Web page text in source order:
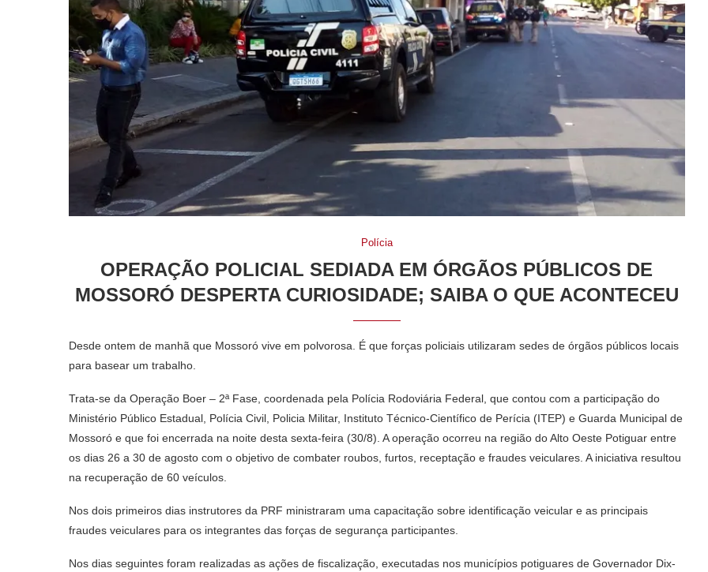
Polícia
OPERAÇÃO POLICIAL SEDIADA EM ÓRGÃOS PÚBLICOS DE
MOSSORÓ DESPERTA CURIOSIDADE; SAIBA O QUE ACONTECEU
Desde ontem de manhã que Mossoró vive em polvorosa. É que forças policiais utilizaram sedes de órgãos públicos locais
para basear um trabalho.
Trata-se da Operação Boer – 2ª Fase, coordenada pela Polícia Rodoviária Federal, que contou com a participação do
Ministério Público Estadual, Polícia Civil, Policia Militar, Instituto Técnico-Científico de Perícia (ITEP) e Guarda Municipal de
Mossoró e que foi encerrada na noite desta sexta-feira (30/8). A operação ocorreu na região do Alto Oeste Potiguar entre
os dias 26 a 30 de agosto com o objetivo de combater roubos, furtos, receptação e fraudes veiculares. A iniciativa resultou
na recuperação de 60 veículos.
Nos dois primeiros dias instrutores da PRF ministraram uma capacitação sobre identificação veicular e as principais
fraudes veiculares para os integrantes das forças de segurança participantes.
Nos dias seguintes foram realizadas as ações de fiscalização, executadas nos municípios potiguares de Governador Dix-